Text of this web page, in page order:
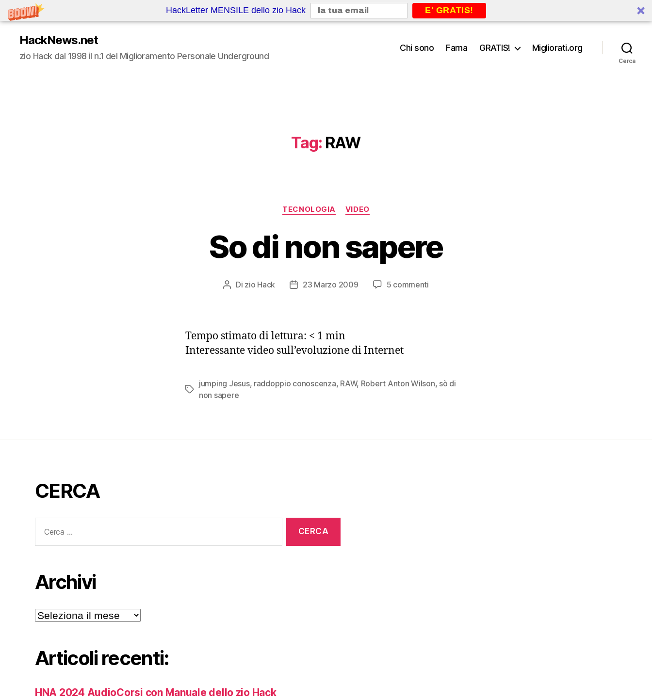
HackLetter MENSILE dello zio Hack E' GRATIS!
HackNews.net
zio Hack dal 1998 il n.1 del Miglioramento Personale Underground
Chi sono Fama GRATIS! Migliorati.org
Cerca
Tag: RAW
Categorie
TECNOLOGIA VIDEO
So di non sapere
Autore
Di zio Hack
Data23 Marzo 2009 5 commentisu
Tempo stimato di lettura: < 1 min
Interessante video sull’evoluzione di Internet
Tag
jumping Jesus, raddoppio conoscenza, RAW, Robert Anton Wilson, sò di
non sapere
CERCA
Archivi
Archivi
Articoli recenti:
HNA 2024 AudioCorsi con Manuale dello zio Hack